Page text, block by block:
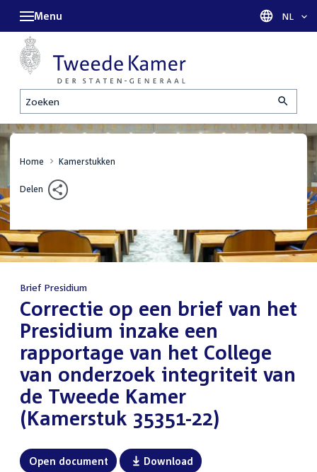
Zoeken
Menu Taal
NL
Home Kamerstukken
Delen
Brief Presidium
:Correctie op een brief van het
Presidium inzake een
rapportage van het College
van onderzoek integriteit van
de Tweede Kamer
(Kamerstuk 35351-22)
Open document Download